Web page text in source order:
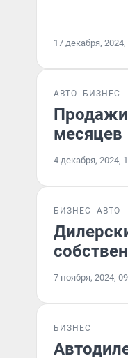
17 декабря, 2024,
АВТО БИЗНЕС
Продажи
месяцев
4 декабря, 2024,
БИЗНЕС АВТО
7 ноября, 2024,
БИЗНЕС